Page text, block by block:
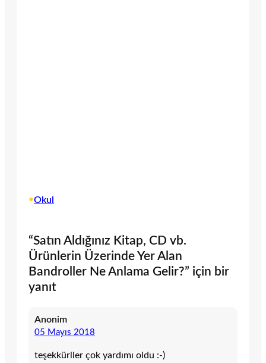
•Okul
“Satın Aldığınız Kitap, CD vb.
Ürünlerin Üzerinde Yer Alan
Bandroller Ne Anlama Gelir?” için bir
yanıt
Anonim
05 Mayıs 2018
teşekkürller çok yardımı oldu :-)